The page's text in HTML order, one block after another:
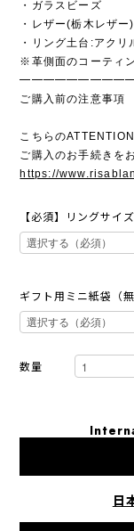
・ガラスビーズ
・レザー(栃木レザー)
・リング土台:アクリ
※革側面のコーティ
ご購入前の注意事項
こちらの
ご購入のお手続きを
https://
【必須】リングサイ
ギフト用ミニ紙袋（無
数量
日